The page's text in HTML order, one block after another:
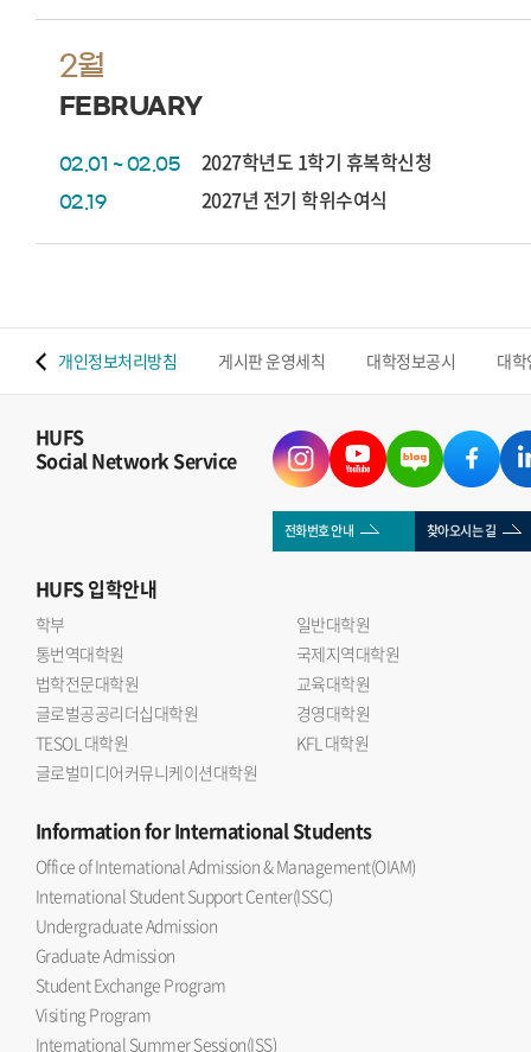
2월
FEBRUARY
02.01 ~ 02.05 2027학년도 1학기 휴복학신청
02.19 2027년 전기 학위수여식
개인정보처리방침 게시판 운영세칙 대학정보공시 대
HUFS
Social Network Service
전화번호 안내 찾아오시는 길
HUFS입학안내
학부
일반대학원
통번역대학원
국제지역대학원
법학전문대학원
교육대학원
글로벌공공리더십대학원
경영대학원
TESOL 대학원
KFL 대학원
글로벌미디어커뮤니케이션대학원
Informationfor International Students
Office of International Admission & Management(OIAM)
International Student Support Center(ISSC)
Undergraduate Admission
Graduate Admission
Student Exchange Program
Visiting Program
International Summer Session(ISS)